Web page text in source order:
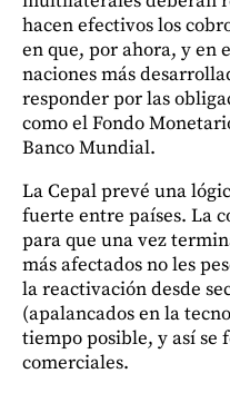
hacen efectivos los
en que, por ahora, y en
naciones más
responder por las
como el Fondo
Banco Mundial.
La Cepal prevé una
fuerte entre países. La
para que una vez
más afectados no les
la reactivación desde
(apalancados en la
tiempo posible, y así se
comerciales.